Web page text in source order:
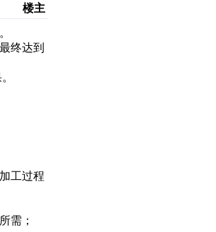
楼主
终达到
工过程
需；